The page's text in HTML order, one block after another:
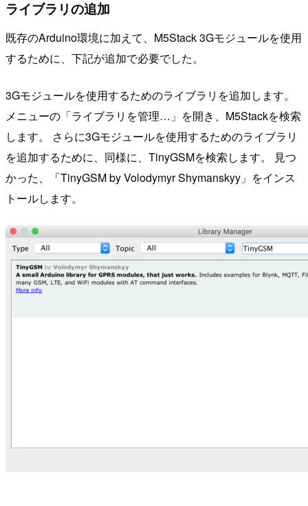
ライブラリの追加
既存のArduino環境に加えて、M5Stack 3Gモジュールを使用
するために、下記が追加で必要でした。
3Gモジュールを使用するためのライブラリを追加します。
メニューの「ライブラリを管理…」を開き、M5Stackを検索
します。 さらに3Gモジュールを使用するためのライブラリ
を追加するために、同様に、TinyGSMを検索します。 見つ
かった、「TinyGSM by Volodymyr Shymanskyy」をインス
トールします。